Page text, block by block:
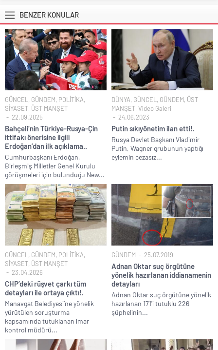
BENZER KONULAR
GÜNCEL , GÜNDEM, POLİTİKA,
SİYASET, ÜST MANŞET
22.09.2025
Bahçeli’nin Türkiye-Rusya-Çin
ittifakı önerisine ilgili
Erdoğan’dan ilk açıklama..
Cumhurbaşkanı Erdoğan,
Birleşmiş Milletler Genel Kurulu
görüşmeleri için bulunduğu New...
DÜNYA, GÜNCEL , GÜNDEM, ÜST
MANŞET, Video Galeri
24.06.2023
Putin sıkıyönetim ilan etti!.
Rusya Devlet Başkanı Vladimir
Putin, Wagner grubunun yaptığı
eylemin cezasız...
GÜNCEL , GÜNDEM, POLİTİKA,
SİYASET, ÜST MANŞET
23.04.2026
CHP’deki rüşvet çarkı tüm
detayları ile ortaya çıktı!.
Manavgat Belediyesi’ne yönelik
yürütülen soruşturma
kapsamında tutuklanan imar
kontrol müdürü...
GÜNDEM 25.07.2019
Adnan Oktar suç örgütüne
yönelik hazırlanan iddianamenin
detayları
Adnan Oktar suç örgütüne yönelik
hazırlanan 171'i tutuklu 226
şüphelinin...